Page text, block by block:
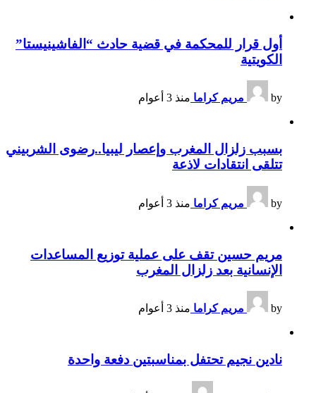
أول قرار للمحكمة في قضية حادث “الفاشينيستا”
الكويتية
by مريم كراما منذ 3 أعوام
بسبب زلزال المغرب وإعصار ليبيا..رضوى الشربيني
تتلقى انتقادات لاذعة
by مريم كراما منذ 3 أعوام
مريم حسين تقف على عملية توزيع المساعدات
الإنسانية بعد زلزال المغرب
by مريم كراما منذ 3 أعوام
نادين نجيم تحتفل بمناسبتين دفعة واحدة